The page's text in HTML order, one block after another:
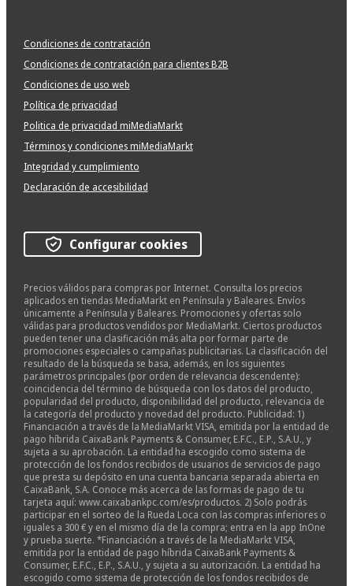
Condiciones de contratación
Condiciones de contratación para clientes B2B
Condiciones de uso web
Política de privacidad
Politica de privacidad miMediaMarkt
Términos y condiciones miMediaMarkt
Integridad y cumplimiento
Declaración de accesibilidad
Configurar cookies
Precios válidos para compras por Internet. Consulta los precios
aplicados en tiendas MediaMarkt en Península y Baleares. Envíos
únicamente a Península y Baleares. Promociones y ofertas solo
válidas para productos vendidos por MediaMarkt. Ciertos productos
pueden tener una clasificación más alta por formar parte de
promociones especiales o campañas publicitarias. La clasificación del
resultado de la búsqueda se basa, además, en los siguientes
parámetros principales (por orden de relevancia descendente):
coincidencia del término de búsqueda con los datos del producto,
popularidad del producto, disponibilidad del producto, relevancia de
la categoría del producto y novedad del producto. Publicidad: 1)
Financiación a través de la MediaMarkt VISA, emitida por la entidad de
pago híbrida CaixaBank Payments & Consumer, E.F.C., E.P., S.A.U., y
sujeta a su aprobación. La entidad ha escogido como sistema de
protección de los fondos recibidos de usuarios de servicios de pago
que presta su depósito en una cuenta bancaria separada abierta en
CaixaBank, S.A. Conoce más acerca de las formas de pago de tu
tarjeta aquí: www.caixabankpc.com/es/productos. 2) Solo podrás
participar en el sorteo de la Rueda Loca con las compras inferiores o
iguales a 300 € y en el mismo día de la compra; entra en la app InOne
y prueba suerte. *Financiación a través de la MediaMarkt VISA,
emitida por la entidad de pago híbrida CaixaBank Payments &
Consumer, E.F.C., E.P., S.A.U., y sujeta a su autorización. La entidad ha
escogido como sistema de protección de los fondos recibidos de